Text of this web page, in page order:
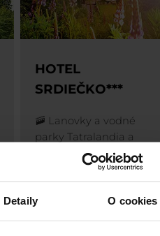
Detaily O cookies
HOTEL
SRDIEČKO***
🚠 Lanovky a vodné
parky Tatralandia a
Bešeňová v ceně
dovolenou na jižní